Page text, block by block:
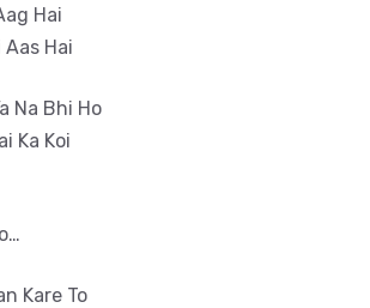
Hai
Hai
Na Bhi Ho
Ka Koi
Kare To